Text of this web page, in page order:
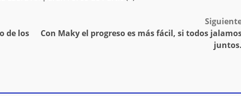
de los
Con Maky el progreso es más fácil, si todos